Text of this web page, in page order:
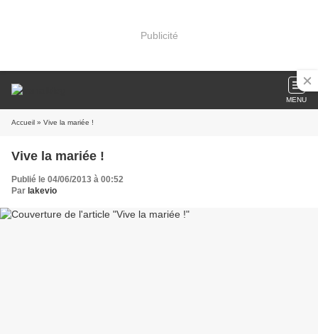
Publicité
MENU
Accueil » Vive la mariée !
Vive la mariée !
Publié le 04/06/2013 à 00:52
Par lakevio